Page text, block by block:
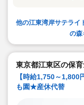
他の江東湾岸サテライ
の森
東京都江東区の保
【時給1,750～
も園★産休代替